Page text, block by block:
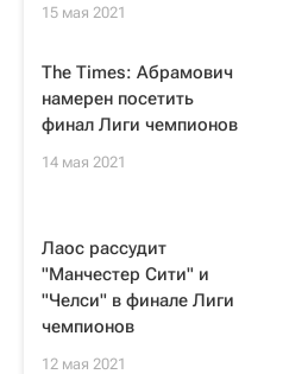
15 мая 2021
The Times: Абрамович
намерен посетить
финал Лиги чемпионов
14 мая 2021
Лаос рассудит
"Манчестер Сити" и
"Челси" в финале Лиги
чемпионов
12 мая 2021